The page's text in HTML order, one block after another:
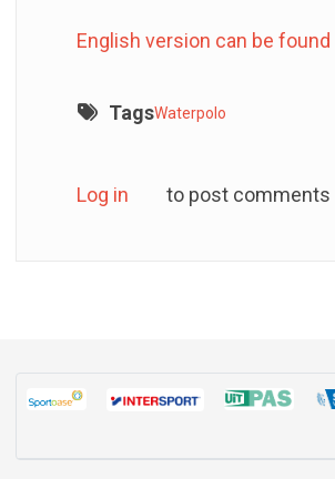
English version can be found
TagsWaterpolo
Log in to post comments